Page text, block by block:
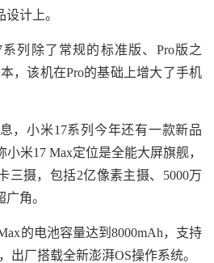
计上。
除了常规的标准版、Pro版之
，该机在Pro的基础上增大了手机
小米17系列今年还有一款新品
米17 Max定位是全能大屏旗舰，
三摄，包括2亿像素主摄、5000万
角。
的电池容量达到8000mAh，支持
出厂搭载全新澎湃OS操作系统。